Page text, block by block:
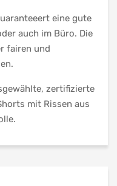
eine gute
auch im Büro. Die
fairen und
zertifizierte
mit Rissen aus